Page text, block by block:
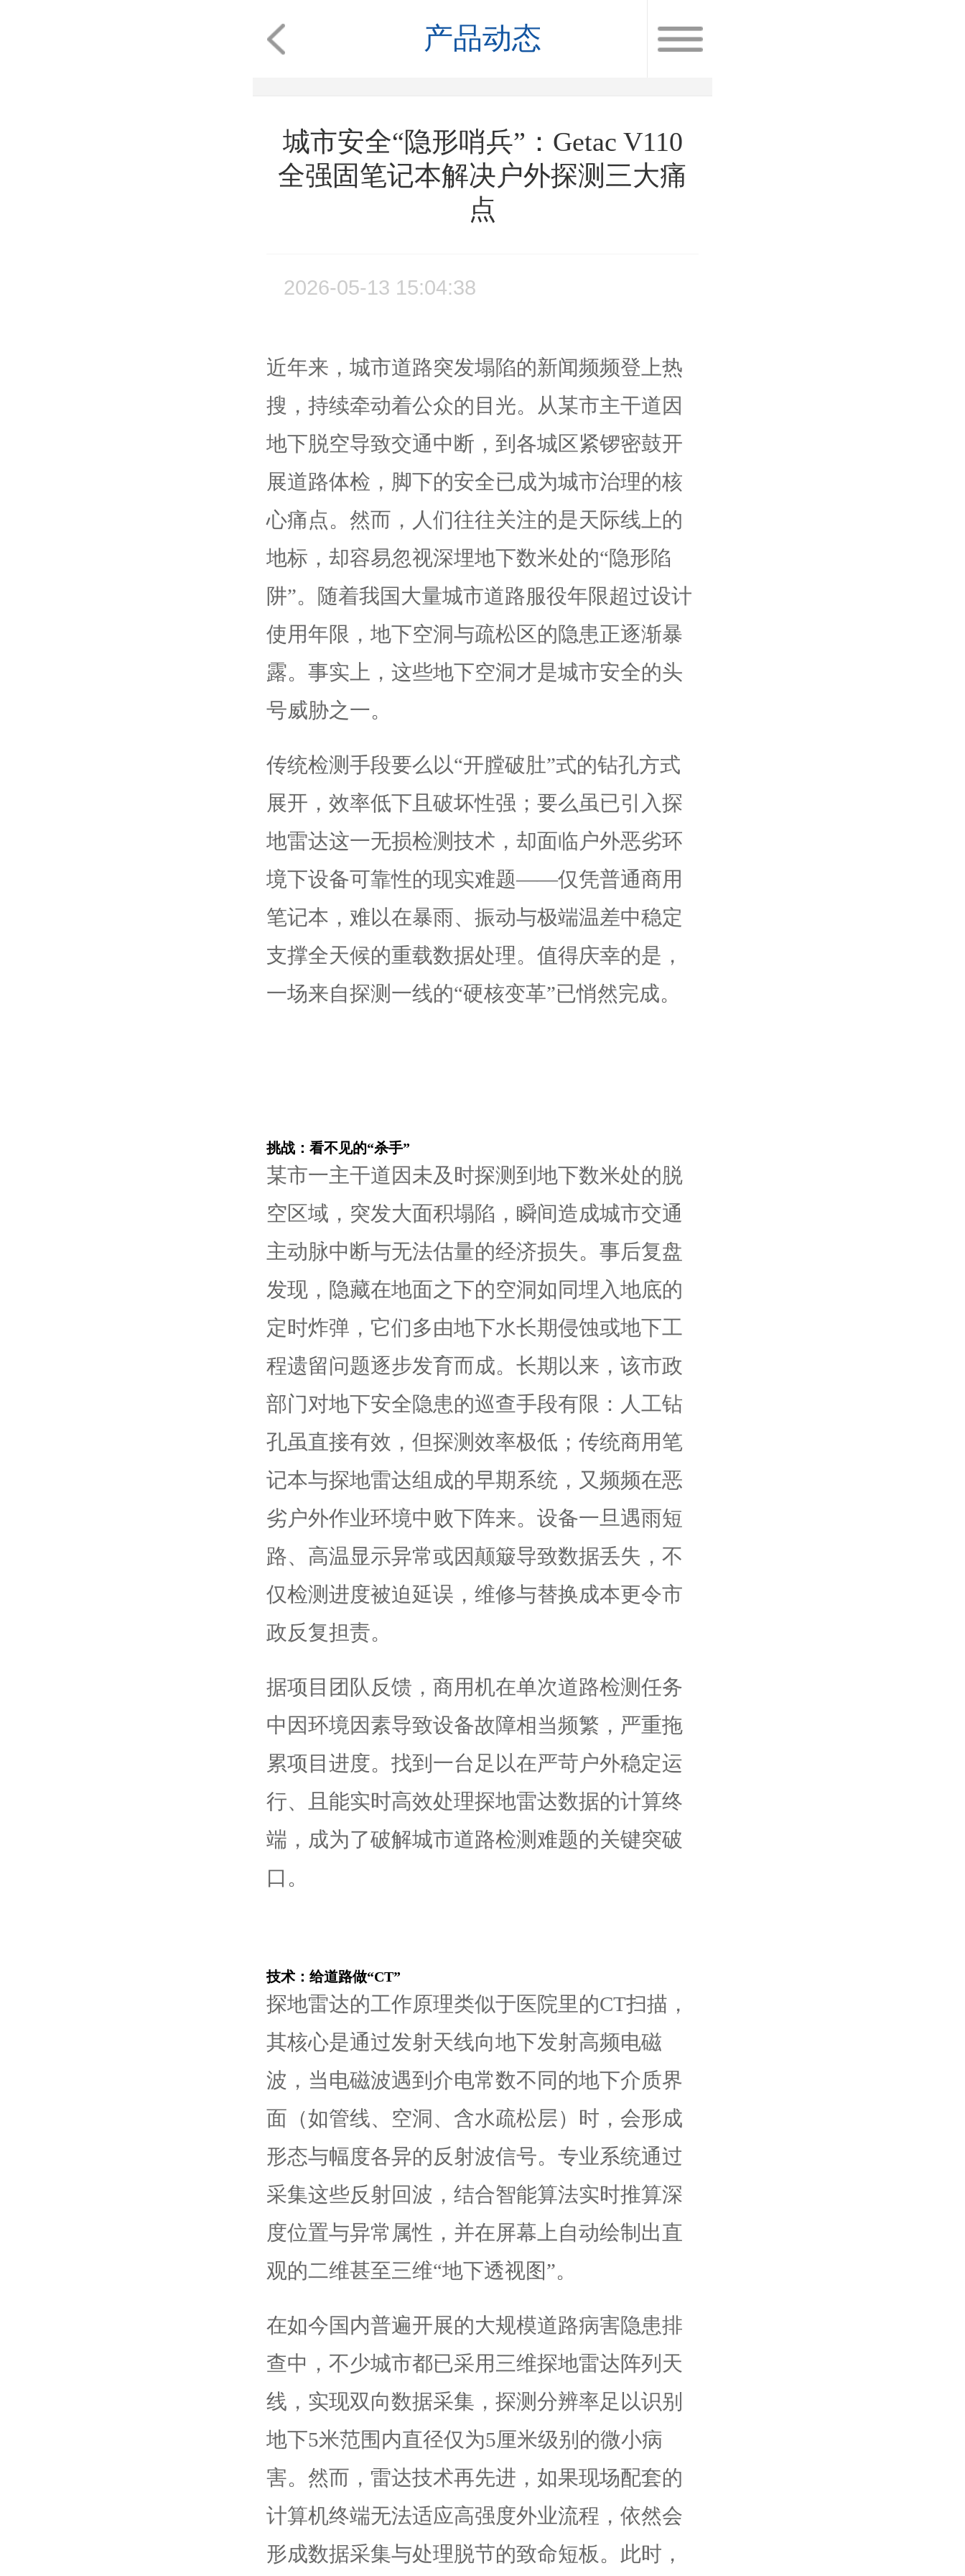
产品动态
城市安全“隐形哨兵”：Getac V110
全强固笔记本解决户外探测三大痛
点
2026-05-13 15:04:38
近年来，城市道路突发塌陷的新闻频频登上热
搜，持续牵动着公众的目光。从某市主干道因
地下脱空导致交通中断，到各城区紧锣密鼓开
展道路体检，脚下的安全已成为城市治理的核
心痛点。然而，人们往往关注的是天际线上的
地标，却容易忽视深埋地下数米处的“隐形陷
阱”。随着我国大量城市道路服役年限超过设计
使用年限，地下空洞与疏松区的隐患正逐渐暴
露。事实上，这些地下空洞才是城市安全的头
号威胁之一。
传统检测手段要么以“开膛破肚”式的钻孔方式
展开，效率低下且破坏性强；要么虽已引入探
地雷达这一无损检测技术，却面临户外恶劣环
境下设备可靠性的现实难题——仅凭普通商用
笔记本，难以在暴雨、振动与极端温差中稳定
支撑全天候的重载数据处理。值得庆幸的是，
一场来自探测一线的“硬核变革”已悄然完成。
挑战：看不见的“杀手”
某市一主干道因未及时探测到地下数米处的脱
空区域，突发大面积塌陷，瞬间造成城市交通
主动脉中断与无法估量的经济损失。事后复盘
发现，隐藏在地面之下的空洞如同埋入地底的
定时炸弹，它们多由地下水长期侵蚀或地下工
程遗留问题逐步发育而成。长期以来，该市政
部门对地下安全隐患的巡查手段有限：人工钻
孔虽直接有效，但探测效率极低；传统商用笔
记本与探地雷达组成的早期系统，又频频在恶
劣户外作业环境中败下阵来。设备一旦遇雨短
路、高温显示异常或因颠簸导致数据丢失，不
仅检测进度被迫延误，维修与替换成本更令市
政反复担责。
据项目团队反馈，商用机在单次道路检测任务
中因环境因素导致设备故障相当频繁，严重拖
累项目进度。找到一台足以在严苛户外稳定运
行、且能实时高效处理探地雷达数据的计算终
端，成为了破解城市道路检测难题的关键突破
口。
技术：给道路做“CT”
探地雷达的工作原理类似于医院里的CT扫描，
其核心是通过发射天线向地下发射高频电磁
波，当电磁波遇到介电常数不同的地下介质界
面（如管线、空洞、含水疏松层）时，会形成
形态与幅度各异的反射波信号。专业系统通过
采集这些反射回波，结合智能算法实时推算深
度位置与异常属性，并在屏幕上自动绘制出直
观的二维甚至三维“地下透视图”。
在如今国内普遍开展的大规模道路病害隐患排
查中，不少城市都已采用三维探地雷达阵列天
线，实现双向数据采集，探测分辨率足以识别
地下5米范围内直径仅为5厘米级别的微小病
害。然而，雷达技术再先进，如果现场配套的
计算机终端无法适应高强度外业流程，依然会
形成数据采集与处理脱节的致命短板。此时，